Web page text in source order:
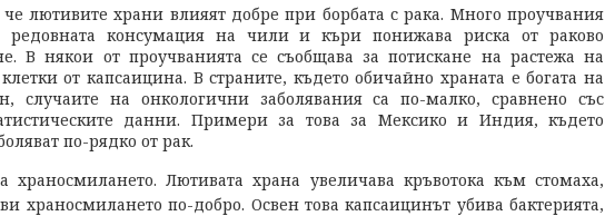
лютивите храни влияят добре при борбата с рака. Много проучвания
редовната консумация на чили и къри понижава риска от раково
В някои от проучванията се съобщава за потискане на растежа на
от капсаицина. В страните, където обичайно храната е богата на
случаите на онкологични заболявания са по-малко, сравнено със
данни. Примери за това за Мексико и Индия, където
по-рядко от рак.
храносмилането. Лютивата храна увеличава кръвотока към стомаха,
храносмилането по-добро. Освен това капсаицинът убива бактерията,